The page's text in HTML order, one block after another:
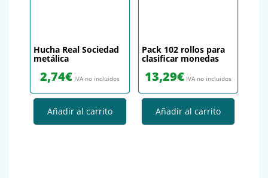
Hucha Real Sociedad
metálica
2,74€ IVA no incluidos
Añadir al carrito
Pack 102 rollos para
clasificar monedas
13,29€ IVA no incluidos
Añadir al carrito